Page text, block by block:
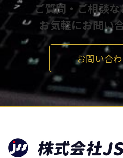
ご質問・ご相談
お気軽にお問い
お問い合